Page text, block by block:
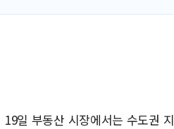
일 부동산 시장에서는 수도권